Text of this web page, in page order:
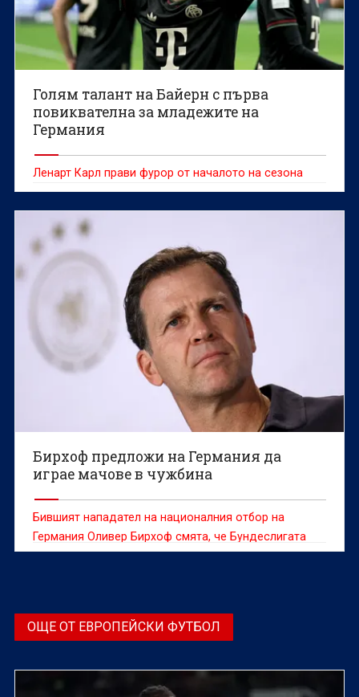
Голям талант на Байерн с първа
повиквателна за младежите на
Германия
Ленарт Карл прави фурор от началото на сезона
Бирхоф предложи на Германия да
играе мачове в чужбина
Бившият нападател на националния отбор на
Германия Оливер Бирхоф смята, че Бундеслигата
трябва да се замисли някои мачове да се играят в
ОЩЕ ОТ ЕВРОПЕЙСКИ ФУТБОЛ